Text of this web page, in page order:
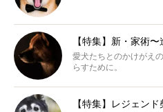
【特集】新・家術
愛犬たちとのかけがえ
らすために。
【特集】レジェン